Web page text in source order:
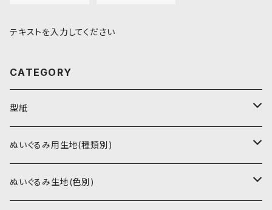
テキストを入力してください
CATEGORY
型紙
書籍（紙の本）
PDFデータ（ダウンロード）
ぬいぐるみ用生地(種類別)
ソフトボア（短毛）
ぬいぐるみ生地(色別)